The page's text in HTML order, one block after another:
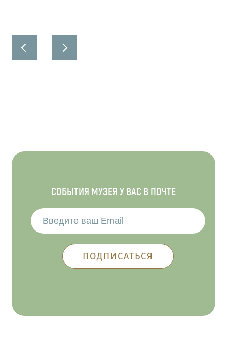
СОБЫТИЯ МУЗЕЯ У ВАС В ПОЧТЕ